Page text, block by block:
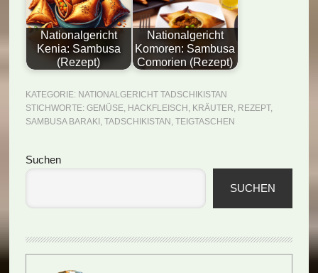
Nationalgericht
Kenia: Sambusa
(Rezept)
Nationalgericht
Komoren: Sambusa
Comorien (Rezept)
KATEGORIE: NATIONALGERICHT TADSCHIKISTAN
STICHWORTE: GEMÜSE, HACKFLEISCH , KRÄUTER, REZEPT,
SAMBUSA BARAKI , TADSCHIKISTAN , TEIGTASCHEN
Seitenspalte
Suchen
SUCHEN